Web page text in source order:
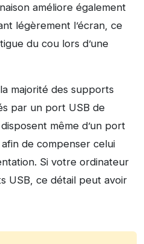
améliore également
légèrement l’écran, ce
du cou lors d’une
majorité des supports
par un port USB de
même d’un port
de compenser celui
Si votre ordinateur
USB, ce détail peut avoir